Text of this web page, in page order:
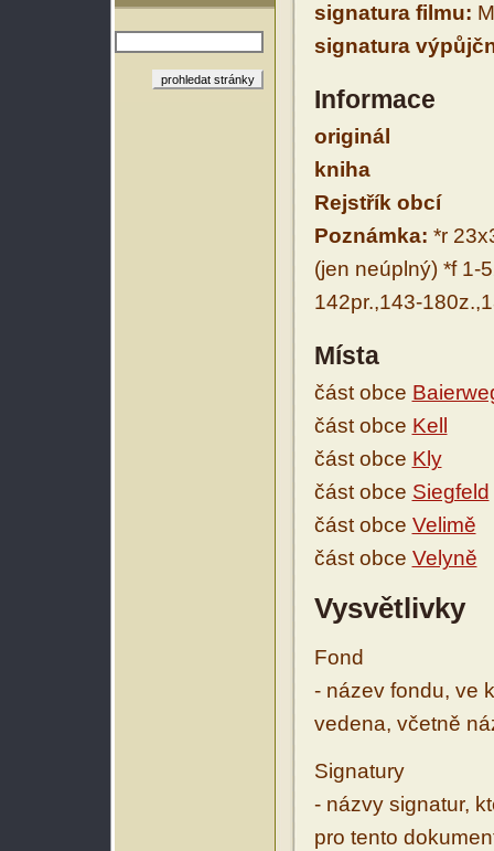
signatura filmu:
signatura
Informace
originál
kniha
Rejstřík obcí
Poznámka: *r
(jen neúplný) *f 1-
142pr.,143-
Místa
část obce
část obce Kell
část obce Kly
část obce Siegfeld
část obce Velimě
část obce Velyně
Vysvětlivky
Fond
- název fondu, ve
vedena, včetně
Signatury
- názvy signatur,
pro tento